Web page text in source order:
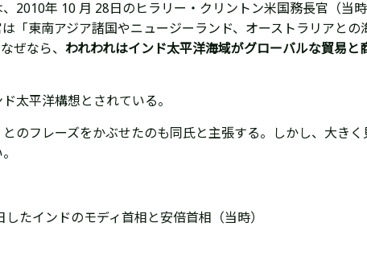
2010年 10 月 28日のヒラリー・クリントン米国務長官（当
「東南アジア諸国やニュージーランド、オーストラリアとの
ぜなら、 われわれはインド太平洋海域がグローバルな貿易 と
太平洋構想とされている。
のフレーズをかぶせたのも同氏と主張する。しかし、大きく
したインドのモディ首相と安倍首相（当時）